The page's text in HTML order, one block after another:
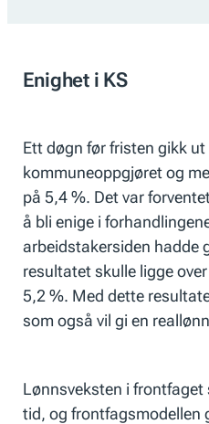
Enighet i KS
Ett døgn før fristen gikk
kommuneoppgjøret og
på 5,4 %. Det var
å bli enige i
arbeidstakersiden hadde
resultatet skulle ligge
5,2 %. Med dette
som også vil gi en
Lønnsveksten i
tid, og frontfagsmodellen